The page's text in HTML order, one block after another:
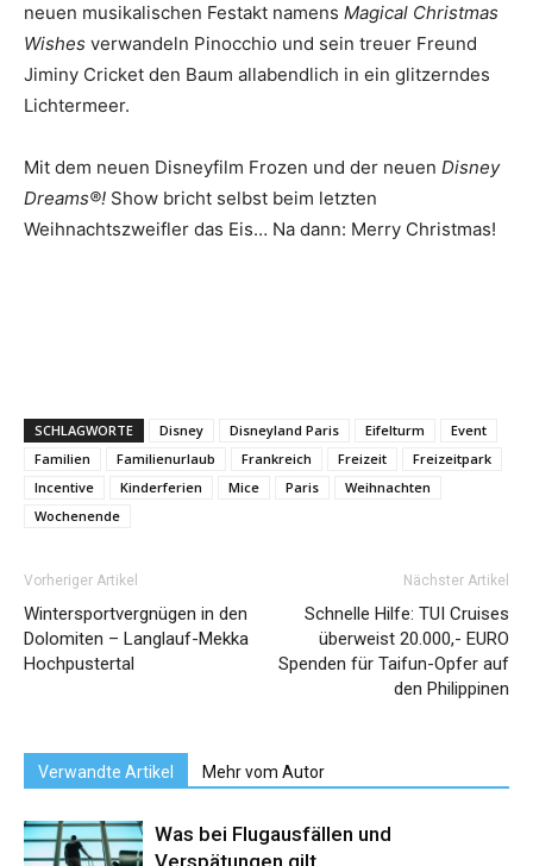
neuen musikalischen Festakt namens Magical Christmas
Wishes verwandeln Pinocchio und sein treuer Freund
Jiminy Cricket den Baum allabendlich in ein glitzerndes
Lichtermeer.
Mit dem neuen Disneyfilm Frozen und der neuen Disney
Dreams®! Show bricht selbst beim letzten
Weihnachtszweifler das Eis… Na dann: Merry Christmas!
SCHLAGWORTE Disney Disneyland Paris Eifelturm
Event
Familien
Familienurlaub Frankreich Freizeit
Freizeitpark
Incentive
Kinderferien Mice Paris
Weihnachten
Wochenende
Vorheriger Artikel
Wintersportvergnügen in den
Dolomiten – Langlauf-Mekka
Hochpustertal
Nächster Artikel
Schnelle Hilfe: TUI Cruises
überweist 20.000,- EURO
Spenden für Taifun-Opfer auf
den Philippinen
Verwandte Artikel Mehr vom Autor
Was bei Flugausfällen und